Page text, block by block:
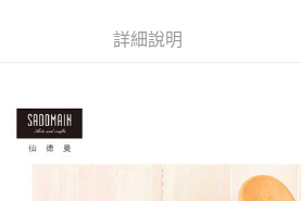
消。如遇「轉專審核」未通過狀況，表示未達
醒簡訊。
2.透過簡訊連結打開帳單後，可選擇「超商條碼
１．簡單：不需註冊會員、不需綁卡、不需儲
２．便利：只要手機號碼，簡訊認證，即可結
【「AFTEE先享後付」結帳流程】
１．於結帳方式選擇「AFTEE先享後付」後，
結帳頁面，進行簡訊認證並確認金額後，即可完
２．訂單成立數日內，您將收到繳費通知簡訊。
３．收到繳費通知簡訊後14天內，點擊此簡訊
每筆NT$70，滿NT$899(含以上)免運費
付款後7-11取貨
每筆NT$70，滿NT$899(含以上)免運費
詳細說明